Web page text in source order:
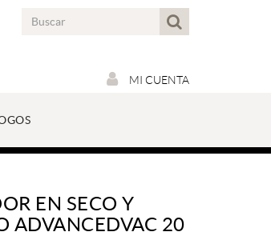
MI CUENTA
EN SECO Y
ADVANCEDVAC 20